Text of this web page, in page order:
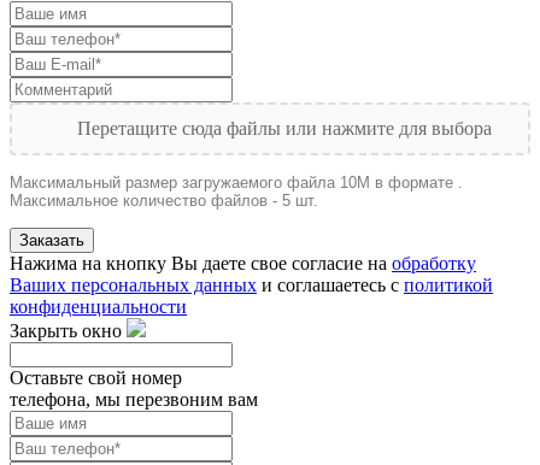
Перетащите сюда файлы или нажмите для выбора
Максимальный размер загружаемого файла 10M в формате .
Максимальное количество файлов - 5 шт.
Заказать
Нажима на кнопку Вы даете свое согласие на обработку
Ваших персональных данных и соглашаетесь с политикой
конфиденциальности
Закрыть окно
Оставьте свой номер
телефона, мы перезвоним вам